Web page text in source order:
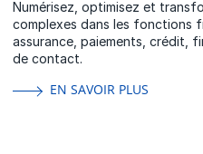
Numérisez, optimisez et
complexes dans les fonctions
assurance, paiements, crédit,
de contact.
EN SAVOIR PLUS